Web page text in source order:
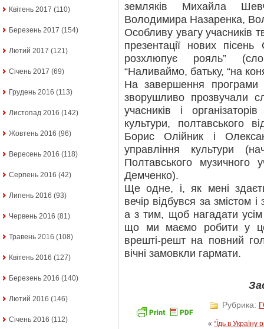
Квітень 2017 (110)
Березень 2017 (154)
Лютий 2017 (121)
Січень 2017 (69)
Грудень 2016 (113)
Листопад 2016 (142)
Жовтень 2016 (96)
Вересень 2016 (118)
Серпень 2016 (42)
Липень 2016 (93)
Червень 2016 (81)
Травень 2016 (108)
Квітень 2016 (127)
Березень 2016 (140)
Лютий 2016 (146)
Січень 2016 (112)
земляків Михайла
Володимира Назаренка,
Особливу увагу учасників
презентації нових
розхлюпує рояль”
“Наливаймо, батьку, “на
На завершення програми
зворушливо прозвучали
учасників і
культури, полтавського
Борис Олійник і
управління культури
Полтавського
Демченко).
Ще одне, і, як мені
вечір відбувся за
а з тим, щоб нагадати усім
що ми маємо робити у
врешті-решт на повний
вічні замовкли гармати.
Рубрика:
« “Їдь в Україну